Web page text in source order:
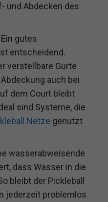
und Abdecken des
Ein gutes
entscheidend.
verstellbare Gurte
auch bei
dem Court bleibt
sind Systeme, die
Netze genutzt
wasserabweisende
dass Wasser in die
bleibt der Pickleball
jederzeit problemlos